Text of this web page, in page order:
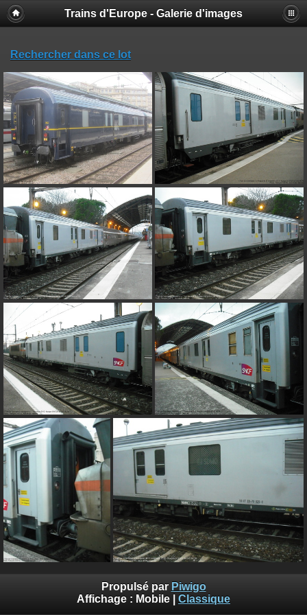
Trains d'Europe - Galerie d'images
Rechercher dans ce lot
Propulsé par Piwigo
Affichage : Mobile Classique